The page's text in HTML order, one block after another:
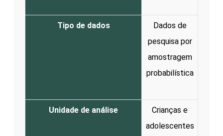
Tipo de dados
Dados de
pesquisa por
amostragem
probabilística
Unidade de análise
Crianças e
adolescentes